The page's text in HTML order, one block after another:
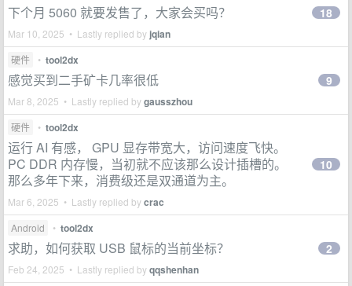
下个月 5060 就要发售了，大家会买吗？
Mar 10, 2025 • Lastly replied by jqian
18
硬件 • tool2dx
感觉买到二手矿卡几率很低
Mar 8, 2025 • Lastly replied bygausszhou
9
硬件 • tool2dx
运行 AI 有感， GPU 显存带宽大，访问速度飞快。
PC DDR 内存慢，当初就不应该那么设计插槽的。
那么多年下来，消费级还是双通道为主。
Mar 6, 2025 • Lastly replied bycrac
10
Android • tool2dx
求助，如何获取 USB 鼠标的当前坐标？
Feb 24, 2025 • Lastly replied byqqshenhan
2